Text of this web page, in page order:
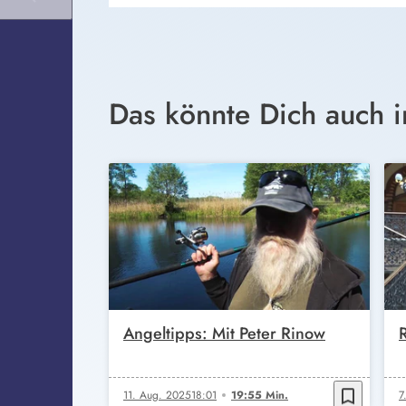
Das könnte Dich auch
Angeltipps: Mit Peter Rinow
11. Aug. 202518:01 19:55 Min. bookmark_border